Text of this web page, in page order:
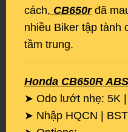
cách, CB650rđã
nhiều Biker tập tành
tầm trung.
Honda CB650R
➤ Odo lướt nhẹ: 5K
➤ Nhập HQCN |